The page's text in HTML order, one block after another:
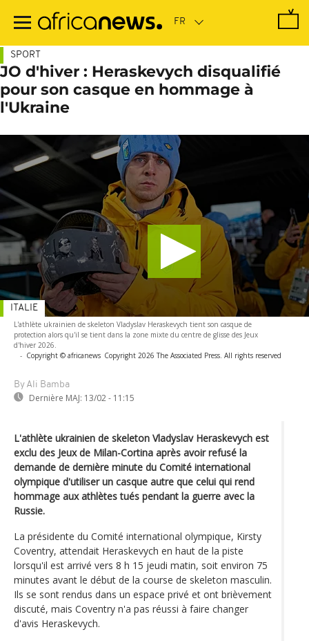
contenu
SPORT
JO d'hiver : Heraskevych disqualifié
pour son casque en hommage à
l'Ukraine
L'athlète ukrainien de skeleton Vladyslav Heraskevych tient son casque de
protection alors qu'il se tient dans la zone mixte du centre de glisse des Jeux
d'hiver 2026.
- Copyright © africanews Copyright 2026 The Associated Press. All rights reserved
By Ali Bamba
Dernière MAJ: 13/02 - 11:15
ITALIE
L'athlète ukrainien de skeleton Vladyslav Heraskevych est
exclu des Jeux de Milan-Cortina après avoir refusé la
demande de dernière minute du Comité international
olympique d'utiliser un casque autre que celui qui rend
hommage aux athlètes tués pendant la guerre avec la
Russie.
La présidente du Comité international olympique, Kirsty
Coventry, attendait Heraskevych en haut de la piste
lorsqu'il est arrivé vers 8 h 15 jeudi matin, soit environ 75
minutes avant le début de la course de skeleton masculin.
Ils se sont rendus dans un espace privé et ont brièvement
discuté, mais Coventry n'a pas réussi à faire changer
d'avis Heraskevych.